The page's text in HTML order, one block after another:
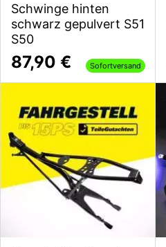
Schwinge hinten
schwarz gepulvert S51
S50
87,90 € Sofortversand